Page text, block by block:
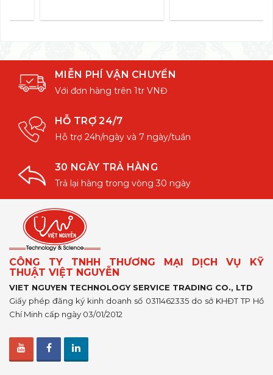
MIỄN PHÍ VẬN CHUYỂN
Với đơn hàng trên 1tr VNĐ
HỖ TRỢ 24/7
Hỗ trợ 24h/ngày và 7 ngày/tuần
30 NGÀY TRẢ HÀNG
Trả lại hàng trong vòng 30 ngày
CÔNG TY TNHH THƯƠNG MẠI DỊCH VỤ KỸ
THUẬT VIỆT NGUYỄN
VIET NGUYEN TECHNOLOGY SERVICE TRADING CO., LTD
Giấy phép đăng ký kinh doanh số 0311462335 do sở KHĐT TP Hồ
Chí Minh cấp ngày 03/01/2012